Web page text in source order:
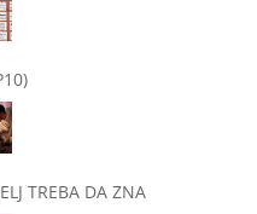
TREBA DA ZNA